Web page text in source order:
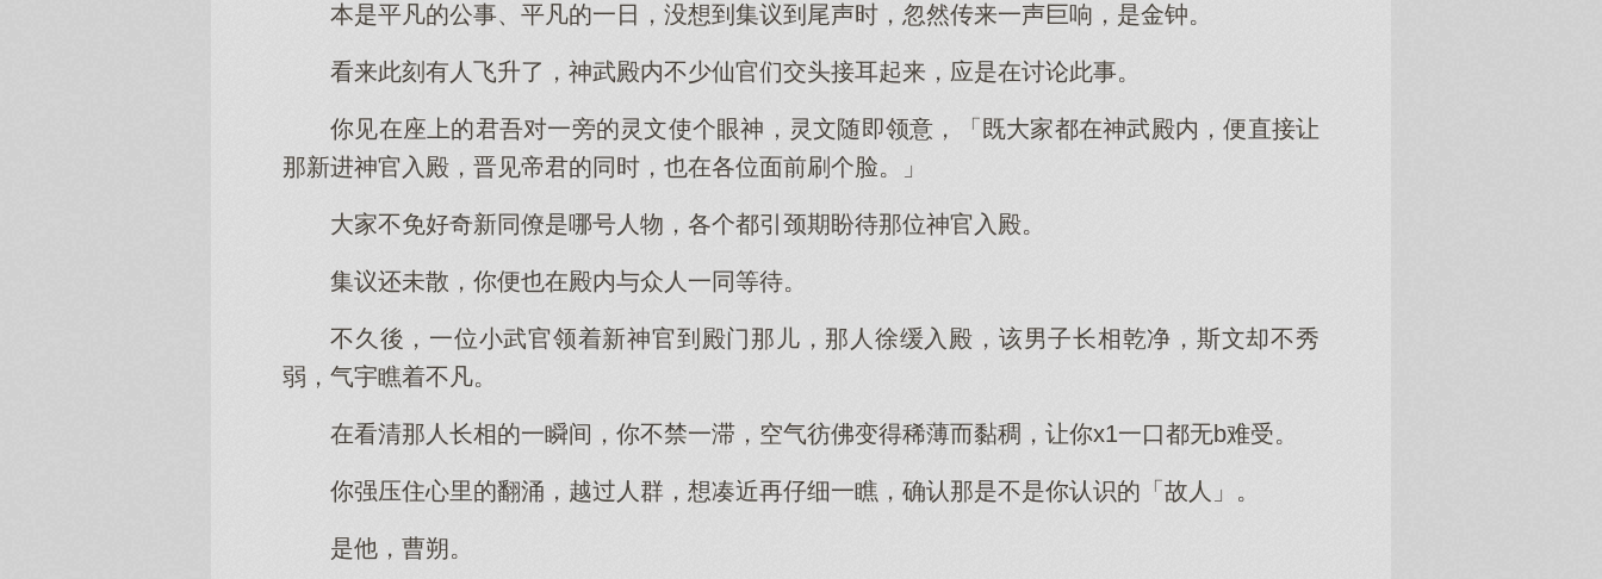
本是平凡的公事、平凡的一日，没想到集议到尾声时，忽然传来一声巨响，是金钟。
看来此刻有人飞升了，神武殿内不少仙官们交头接耳起来，应是在讨论此事。
你见在座上的君吾对一旁的灵文使个眼神，灵文随即领意，「既大家都在神武殿内，便直接让
那新进神官入殿，晋见帝君的同时，也在各位面前刷个脸。」
大家不免好奇新同僚是哪号人物，各个都引颈期盼待那位神官入殿。
集议还未散，你便也在殿内与众人一同等待。
不久後，一位小武官领着新神官到殿门那儿，那人徐缓入殿，该男子长相乾净，斯文却不秀
弱，气宇瞧着不凡。
在看清那人长相的一瞬间，你不禁一滞，空气彷佛变得稀薄而黏稠，让你x1一口都无b难受。
你强压住心里的翻涌，越过人群，想凑近再仔细一瞧，确认那是不是你认识的「故人」。
是他，曹朔。